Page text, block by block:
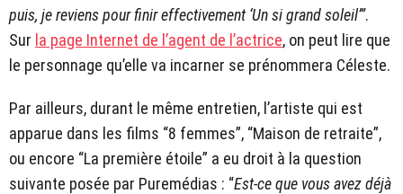
puis, je reviens pour finir effectivement ‘Un si grand soleil’”.
Sur la page Internet de l’agent de l’actrice, on peut lire que
le personnage qu’elle va incarner se prénommera Céleste.
Par ailleurs, durant le même entretien, l’artiste qui est
apparue dans les films “8 femmes”, “Maison de retraite”,
ou encore “La première étoile” a eu droit à la question
suivante posée par Puremédias : “Est-ce que vous avez déjà